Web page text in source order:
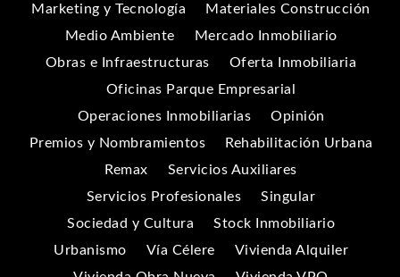
Marketing y Tecnología
Materiales Construcción
Medio Ambiente
Mercado Inmobiliario
Obras e Infraestructuras
Oferta Inmobiliaria
Oficinas Parque Empresarial
Operaciones Inmobiliarias
Opinión
Premios y Nombramientos
Rehabilitación Urbana
Remax
Servicios Auxiliares
Servicios Profesionales
Singular
Sociedad y Cultura
Stock Inmobiliario
Urbanismo
Vía Célere
Vivienda Alquiler